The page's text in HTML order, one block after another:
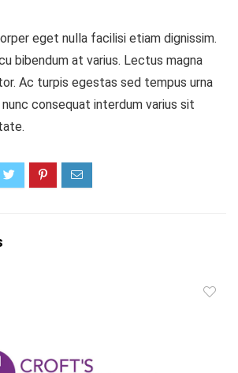
eget nulla facilisi etiam dignissim.
bibendum at varius. Lectus magna
Ac turpis egestas sed tempus urna
consequat interdum varius sit